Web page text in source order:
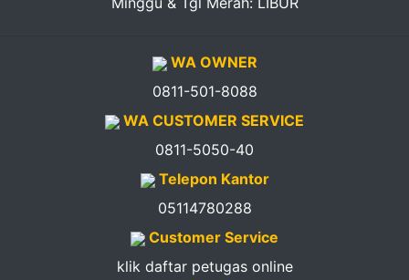
WA OWNER
0811-501-8088
WA CUSTOMER SERVICE
0811-5050-40
Telepon Kantor
05114780288
Customer Service
klik daftar petugas online